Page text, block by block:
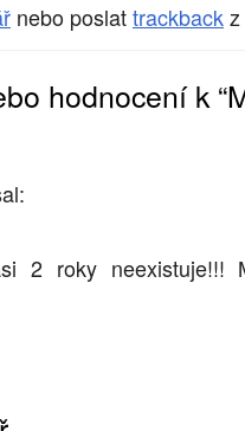
nebo poslattrackback
hodnocení k
2 roky neexistuje!!!